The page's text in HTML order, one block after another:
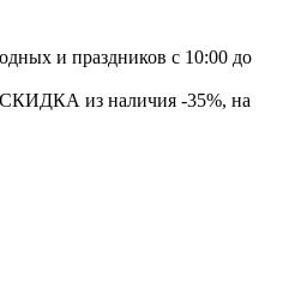
и праздников с 10:00 до
из наличия -35%, на